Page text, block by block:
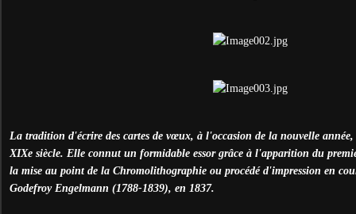
La tradition d'écrire des cartes de vœux, à l'occasion de la nouvelle
XIXe siècle. Elle connut un formidable essor grâce à l'apparition du
la mise au point de la Chromolithographie ou procédé d'impression en
Godefroy Engelmann (1788-1839), en 1837.